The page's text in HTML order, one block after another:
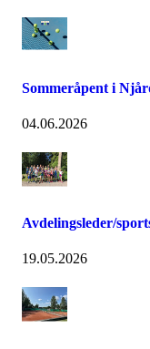
Sommeråpent i
04.06.2026
Avdelingsleder/
19.05.2026